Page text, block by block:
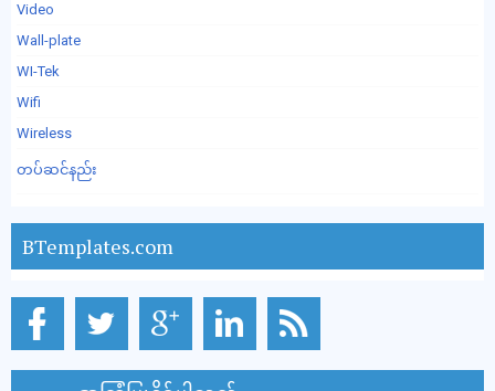
Video
Wall-plate
WI-Tek
Wifi
Wireless
တပ်ဆင်နည်း
BTemplates.com